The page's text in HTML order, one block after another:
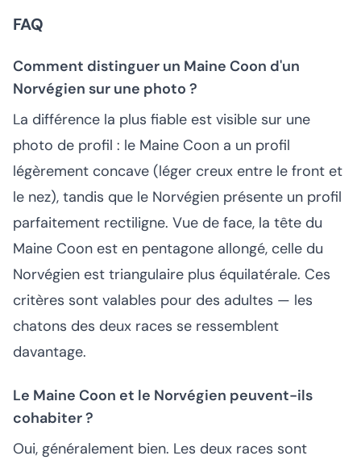
FAQ
Comment distinguer un Maine Coon d'un
Norvégien sur une photo ?
La différence la plus fiable est visible sur une
photo de profil : le Maine Coon a un profil
légèrement concave (léger creux entre le front et
le nez), tandis que le Norvégien présente un profil
parfaitement rectiligne. Vue de face, la tête du
Maine Coon est en pentagone allongé, celle du
Norvégien est triangulaire plus équilatérale. Ces
critères sont valables pour des adultes — les
chatons des deux races se ressemblent
davantage.
Le Maine Coon et le Norvégien peuvent-ils
cohabiter ?
Oui, généralement bien. Les deux races sont